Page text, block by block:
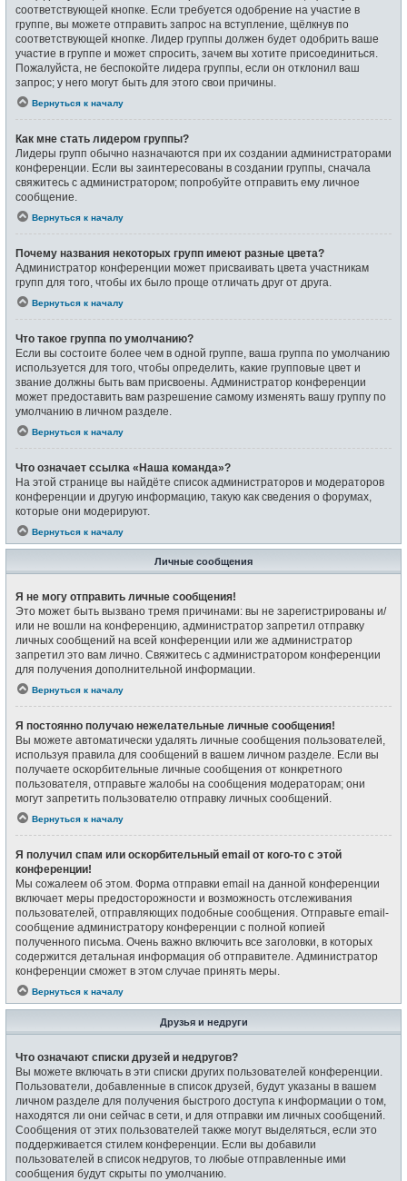
соответствующей кнопке. Если требуется одобрение на участие в
группе, вы можете отправить запрос на вступление, щёлкнув по
соответствующей кнопке. Лидер группы должен будет одобрить ваше
участие в группе и может спросить, зачем вы хотите присоединиться.
Пожалуйста, не беспокойте лидера группы, если он отклонил ваш
запрос; у него могут быть для этого свои причины.
Вернуться к началу
Как мне стать лидером группы?
Лидеры групп обычно назначаются при их создании администраторами
конференции. Если вы заинтересованы в создании группы, сначала
свяжитесь с администратором; попробуйте отправить ему личное
сообщение.
Вернуться к началу
Почему названия некоторых групп имеют разные цвета?
Администратор конференции может присваивать цвета участникам
групп для того, чтобы их было проще отличать друг от друга.
Вернуться к началу
Что такое группа по умолчанию?
Если вы состоите более чем в одной группе, ваша группа по умолчанию
используется для того, чтобы определить, какие групповые цвет и
звание должны быть вам присвоены. Администратор конференции
может предоставить вам разрешение самому изменять вашу группу по
умолчанию в личном разделе.
Вернуться к началу
Что означает ссылка «Наша команда»?
На этой странице вы найдёте список администраторов и модераторов
конференции и другую информацию, такую как сведения о форумах,
которые они модерируют.
Вернуться к началу
Личные сообщения
Я не могу отправить личные сообщения!
Это может быть вызвано тремя причинами: вы не зарегистрированы и/
или не вошли на конференцию, администратор запретил отправку
личных сообщений на всей конференции или же администратор
запретил это вам лично. Свяжитесь с администратором конференции
для получения дополнительной информации.
Вернуться к началу
Я постоянно получаю нежелательные личные сообщения!
Вы можете автоматически удалять личные сообщения пользователей,
используя правила для сообщений в вашем личном разделе. Если вы
получаете оскорбительные личные сообщения от конкретного
пользователя, отправьте жалобы на сообщения модераторам; они
могут запретить пользователю отправку личных сообщений.
Вернуться к началу
Я получил спам или оскорбительный email от кого-то с этой
конференции!
Мы сожалеем об этом. Форма отправки email на данной конференции
включает меры предосторожности и возможность отслеживания
пользователей, отправляющих подобные сообщения. Отправьте email-
сообщение администратору конференции с полной копией
полученного письма. Очень важно включить все заголовки, в которых
содержится детальная информация об отправителе. Администратор
конференции сможет в этом случае принять меры.
Вернуться к началу
Друзья и недруги
Что означают списки друзей и недругов?
Вы можете включать в эти списки других пользователей конференции.
Пользователи, добавленные в список друзей, будут указаны в вашем
личном разделе для получения быстрого доступа к информации о том,
находятся ли они сейчас в сети, и для отправки им личных сообщений.
Сообщения от этих пользователей также могут выделяться, если это
поддерживается стилем конференции. Если вы добавили
пользователей в список недругов, то любые отправленные ими
сообщения будут скрыты по умолчанию.